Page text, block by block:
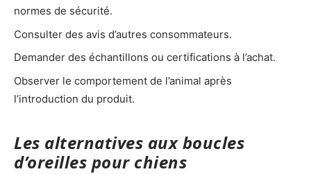
normes de sécurité.
Consulter des avis d’autres consommateurs.
Demander des échantillons ou certifications à l’achat.
Observer le comportement de l’animal après
l’introduction du produit.
Les alternatives aux boucles
d’oreilles pour chiens